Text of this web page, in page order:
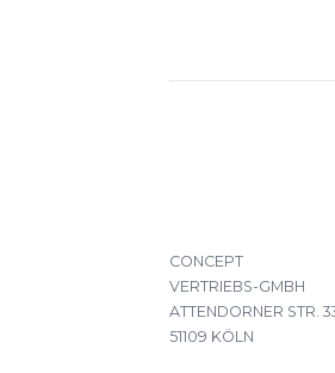
CONCEPT
VERTRIEBS-GMBH
ATTENDORNER STR.
51109 KÖLN